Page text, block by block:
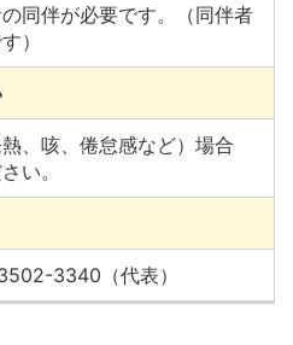
同伴が必要です。（同伴者
）
、咳、倦怠感など）場合
い。
3340（代表）